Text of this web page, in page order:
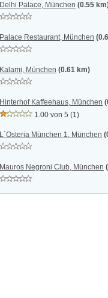
Delhi Palace, München (0.55
Palace Restaurant, München
Kalami, München (0.61 km)
Hinterhof Kaffeehaus, München
1.00 von 5 (1)
L´Osteria München 1, München
Mauros Negroni Club, München